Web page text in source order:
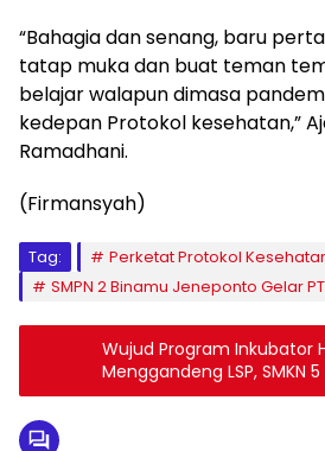
“Bahagia dan senang, baru
tatap muka dan buat teman
belajar walapun dimasa
kedepan Protokol kesehatan,”
Ramadhani.
(Firmansyah)
Tag:
Perketat Protokol
SMPN 2 Binamu Jeneponto Gelar
Wujud Program Inkubator
Menggandeng LSP, SMKN
Lulusan Berkompetensi